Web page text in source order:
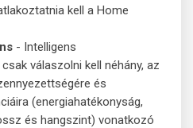
kell a Home
- Intelligens
válaszolni kell néhány, az
és
(energiahatékonyság,
és hangszint) vonatkozó